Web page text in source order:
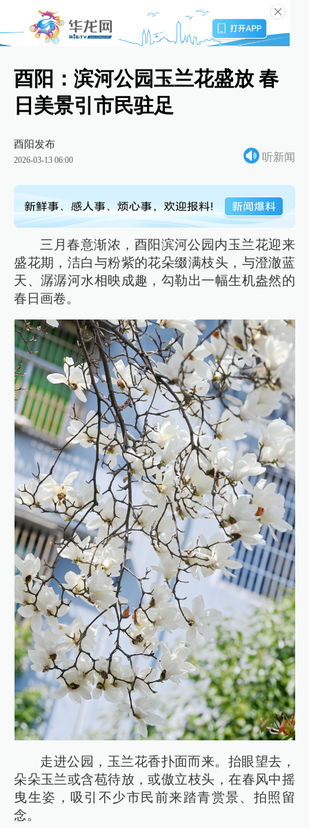
酉阳：滨河公园玉兰花盛放 春
日美景引市民驻足
酉阳发布
2026-03-13 06:00 听新闻
三月春意渐浓，酉阳滨河公园内玉兰花迎来
盛花期，洁白与粉紫的花朵缀满枝头，与澄澈蓝
天、潺潺河水相映成趣，勾勒出一幅生机盎然的
春日画卷。
走进公园，玉兰花香扑面而来。抬眼望去，
朵朵玉兰或含苞待放，或傲立枝头，在春风中摇
曳生姿，吸引不少市民前来踏青赏景、拍照留
念。